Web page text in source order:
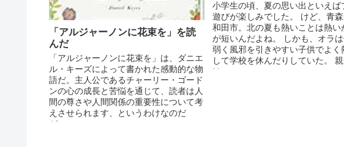
「アルジャーノンに花束を」を読
んだ
「アルジャーノンに花束を」は、ダニエ
ル・キーズによって書かれた感動的な物
語だ。主人公であるチャーリー・ゴード
ンの心の成長と苦悩を通じて、読者は人
間の尊さや人間関係の重要性について考
えさせられます、というわけなのだ
が。。。...
小学生の頃、夏の思い出といえば
遊びが楽しみでした。 けど、青
和田市。北の夏も熱いことは熱い
が短いんだよね。 しかも、オラ
弱く風邪を引きやすい子供でよく
して学校を休んだりしていた。
は...